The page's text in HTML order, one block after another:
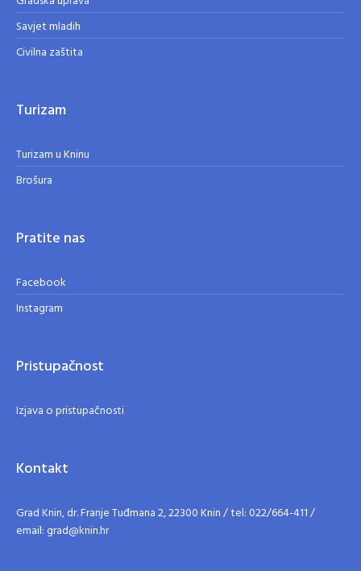
Savjet mladih
Civilna zaštita
Turizam
Turizam u Kninu
Brošura
Pratite nas
Facebook
Instagram
Pristupačnost
Izjava o pristupačnosti
Kontakt
Grad Knin, dr. Franje Tuđmana 2, 22300 Knin / tel: 022/664-411 /
email: grad@knin.hr